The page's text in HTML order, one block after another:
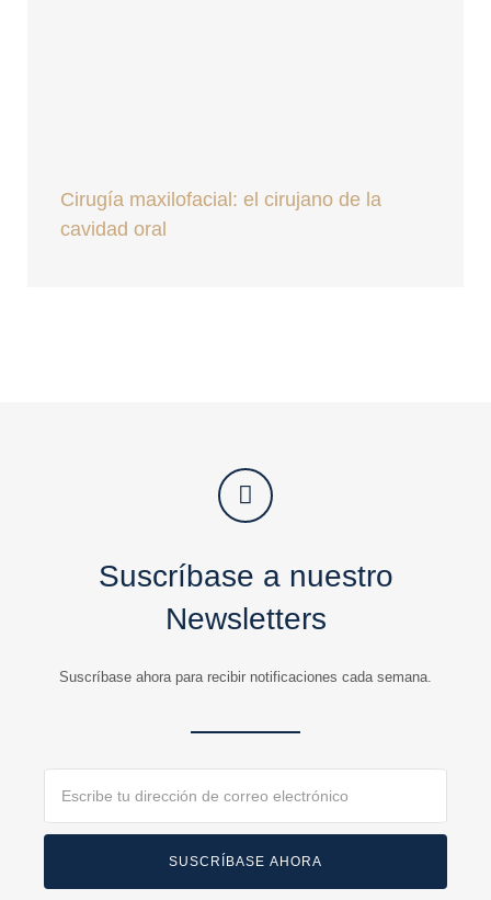
Cirugía maxilofacial: el cirujano de la
cavidad oral
Suscríbase a nuestro
Newsletters
Suscríbase ahora para recibir notificaciones cada semana.
SUSCRÍBASE AHORA